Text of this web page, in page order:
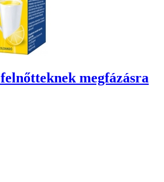
megfázásra